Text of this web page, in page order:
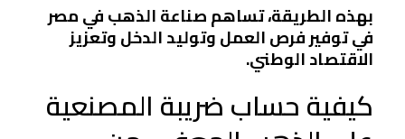
بهذه الطريقة، تساهم صناعة الذهب في مصر
في توفير فرص العمل وتوليد الدخل وتعزيز
الاقتصاد الوطني.
كيفية حساب ضريبة المصنعية